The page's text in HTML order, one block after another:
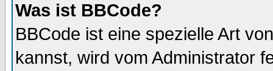
Was ist BBCode?
BBCode ist eine spezielle Art
kannst, wird vom Administrator